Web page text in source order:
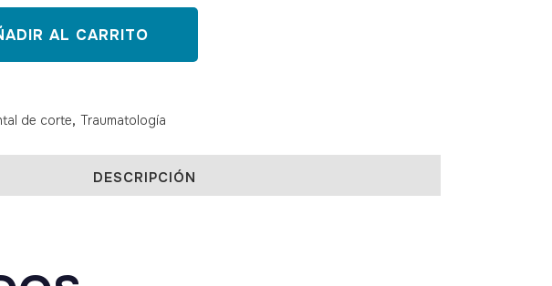
AL CARRITO
de corte, Traumatología
DESCRIPCIÓN